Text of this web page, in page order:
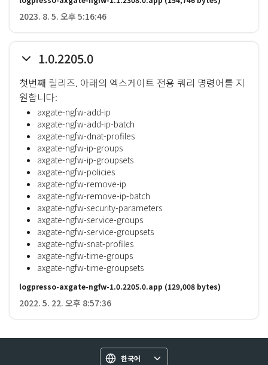
2023. 8. 5. 오후 5:16:46
1.0.2205.0
첫번째 릴리즈. 아래의 엑스게이트 전용 쿼리 명령어를 지
원합니다:
axgate-ngfw-add-ip
axgate-ngfw-add-ip-batch
axgate-ngfw-dnat-profiles
axgate-ngfw-ip-groups
axgate-ngfw-ip-groupsets
axgate-ngfw-policies
axgate-ngfw-remove-ip
axgate-ngfw-remove-ip-batch
axgate-ngfw-security-parameters
axgate-ngfw-service-groups
axgate-ngfw-service-groupsets
axgate-ngfw-snat-profiles
axgate-ngfw-time-groups
axgate-ngfw-time-groupsets
logpresso-axgate-ngfw-1.0.2205.0.app (129,008 bytes)
2022. 5. 22. 오후 8:57:36
한국어